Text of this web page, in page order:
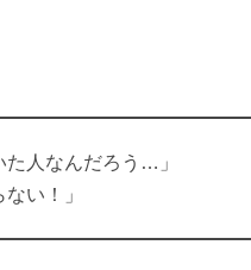
た人なんだろう…」
い！」